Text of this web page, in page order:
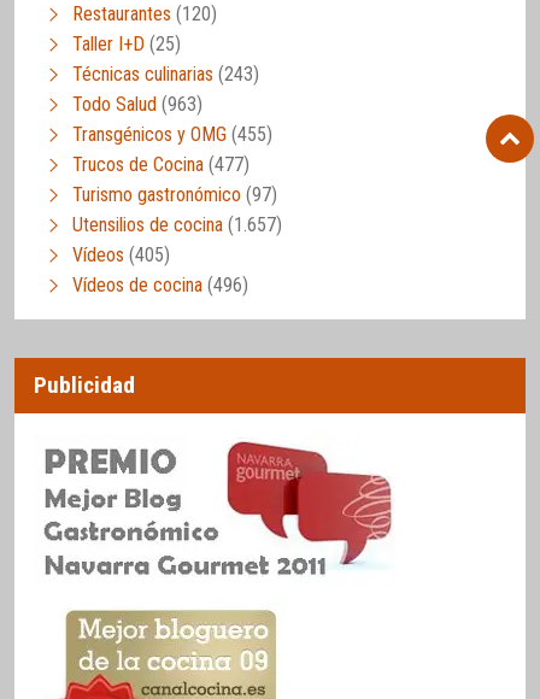
Restaurantes (120)
Taller I+D (25)
Técnicas culinarias (243)
Todo Salud (963)
Transgénicos y OMG (455)
Trucos de Cocina (477)
Turismo gastronómico (97)
Utensilios de cocina (1.657)
Vídeos (405)
Vídeos de cocina (496)
Publicidad